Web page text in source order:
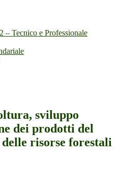
– Tecnico e Professionale
sviluppo
dei prodotti del
risorse forestali